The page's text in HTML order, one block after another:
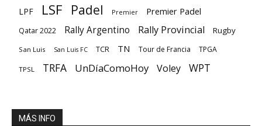
LPF LSF Padel Premier Premier Padel
Qatar 2022 Rally Argentino Rally Provincial Rugby
San Luis San Luis FC TCR TN Tour de Francia TPGA
TPSL TRFA UnDíaComoHoy Voley WPT
MÁS INFO